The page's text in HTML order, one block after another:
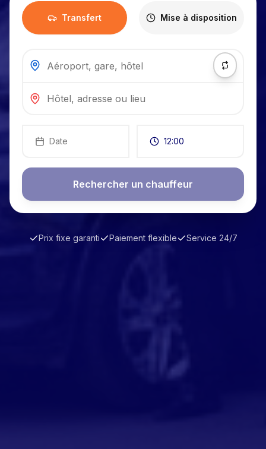
Transfert Mise à disposition
Date 12:00
Rechercher un chauffeur
Prix fixe garanti Paiement flexible Service 24/7